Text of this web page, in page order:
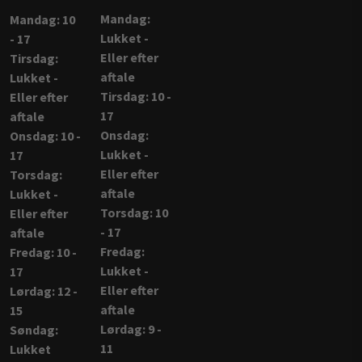
Mandag: 10
- 17
Tirsdag:
Lukket -
Eller efter
aftale
Onsdag: 10 -
17
Torsdag:
Lukket -
Eller efter
aftale
Fredag: 10 -
17
Lørdag: 12 -
15
Søndag:
Lukket
Mandag:
Lukket -
Eller efter
aftale
Tirsdag: 10 -
17
Onsdag:
Lukket -
Eller efter
aftale
Torsdag: 10
- 17
Fredag:
Lukket -
Eller efter
aftale
Lørdag: 9 -
11